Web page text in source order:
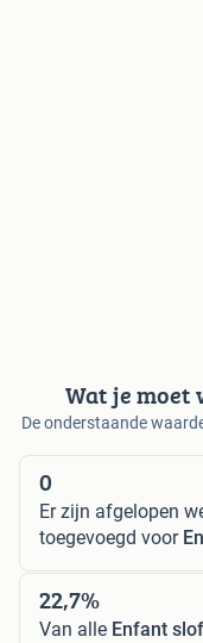
Wat je moet
De onderstaande
0
Er zijn afgelopen
toegevoegd voor
22,7%
Van alle Enfant